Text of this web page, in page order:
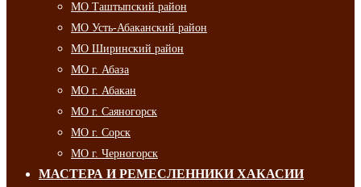
МО Таштыпский район
МО Усть-Абаканский район
МО Ширинский район
МО г. Абаза
МО г. Абакан
МО г. Саяногорск
МО г. Сорск
МО г. Черногорск
МАСТЕРА И РЕМЕСЛЕННИКИ ХАКАСИИ